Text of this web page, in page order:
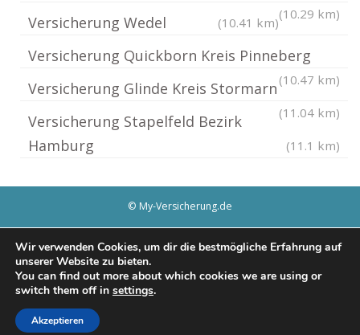
(10.29 km)
Versicherung Wedel (10.41 km)
Versicherung Quickborn Kreis Pinneberg
(10.47 km)
Versicherung Glinde Kreis Stormarn
(11.04 km)
Versicherung Stapelfeld Bezirk
Hamburg
(11.1 km)
© My-Versicherung.de
Wir verwenden Cookies, um dir die bestmögliche Erfahrung auf
unserer Website zu bieten.
You can find out more about which cookies we are using or
switch them off in settings.
Akzeptieren